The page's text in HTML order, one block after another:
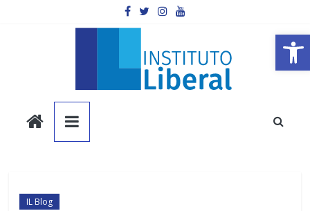
Barra de Ferramentas Aberta
Instituto
Liberal
é
IL Blog